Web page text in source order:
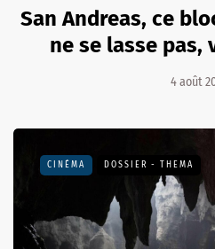
San Andreas, ce
ne se lasse pas,
4 août
CINÉMA DOSSIER - THEMA